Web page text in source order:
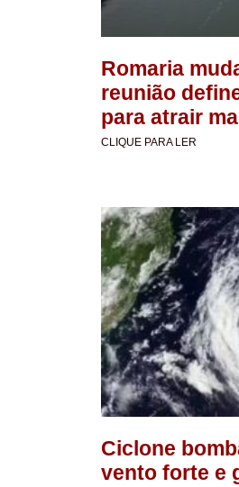
Romaria
reunião
para atrair
CLIQUE PARA LER
Ciclone
vento forte e